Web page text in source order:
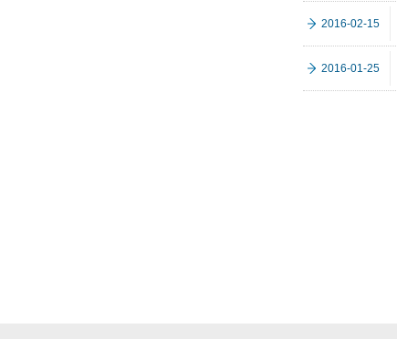
2016-02-15
2016-01-25